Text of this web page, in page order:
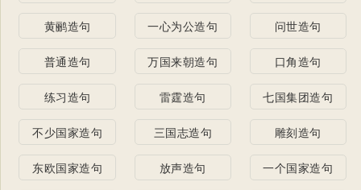
黄鹂造句 一心为公造句 问世造句
普通造句 万国来朝造句 口角造句
练习造句 雷霆造句 七国集团造句
不少国家造句 三国志造句 雕刻造句
东欧国家造句 放声造句 一个国家造句